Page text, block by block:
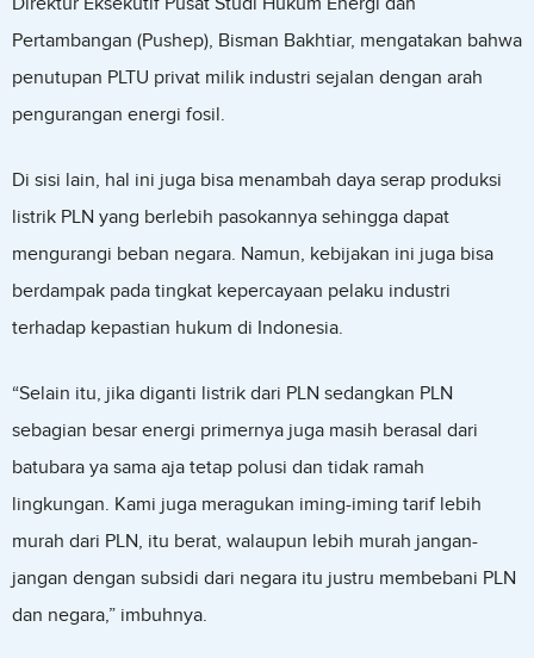
Pertambangan (Pushep), Bisman Bakhtiar, mengatakan bahwa
penutupan PLTU privat milik industri sejalan dengan arah
pengurangan energi fosil.
Di sisi lain, hal ini juga bisa menambah daya serap produksi
listrik PLN yang berlebih pasokannya sehingga dapat
mengurangi beban negara. Namun, kebijakan ini juga bisa
berdampak pada tingkat kepercayaan pelaku industri
terhadap kepastian hukum di Indonesia.
“Selain itu, jika diganti listrik dari PLN sedangkan PLN
sebagian besar energi primernya juga masih berasal dari
batubara ya sama aja tetap polusi dan tidak ramah
lingkungan. Kami juga meragukan iming-iming tarif lebih
murah dari PLN, itu berat, walaupun lebih murah jangan-
jangan dengan subsidi dari negara itu justru membebani PLN
dan negara,” imbuhnya.